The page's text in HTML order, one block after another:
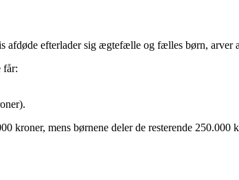
afdøde efterlader sig ægtefælle og fælles børn,
får:
kroner, mens børnene deler de resterende 250.000